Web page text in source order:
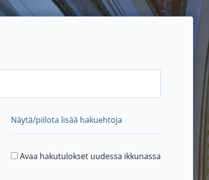
Näytä/piilota lisää hakuehtoja
Avaa hakutulokset uudessa ikkunassa